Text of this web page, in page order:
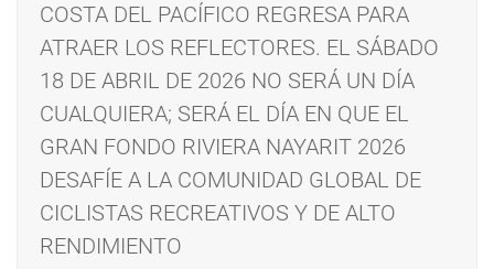
COSTA DEL PACÍFICO REGRESA PARA
ATRAER LOS REFLECTORES. EL SÁBADO
18 DE ABRIL DE 2026 NO SERÁ UN DÍA
CUALQUIERA; SERÁ EL DÍA EN QUE EL
GRAN FONDO RIVIERA NAYARIT 2026
DESAFÍE A LA COMUNIDAD GLOBAL DE
CICLISTAS RECREATIVOS Y DE ALTO
RENDIMIENTO